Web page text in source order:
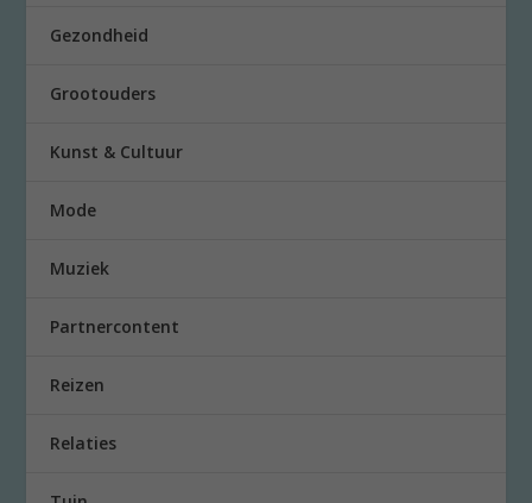
Gezondheid
Grootouders
Kunst & Cultuur
Mode
Muziek
Partnercontent
Reizen
Relaties